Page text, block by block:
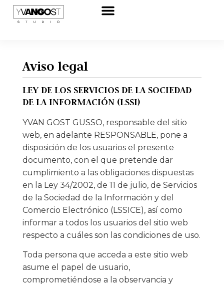
Aviso legal
LEY DE LOS SERVICIOS DE LA SOCIEDAD
DE LA INFORMACIÓN (LSSI)
YVAN GOST GUSSO, responsable del sitio
web, en adelante RESPONSABLE, pone a
disposición de los usuarios el presente
documento, con el que pretende dar
cumplimiento a las obligaciones dispuestas
en la Ley 34/2002, de 11 de julio, de Servicios
de la Sociedad de la Información y del
Comercio Electrónico (LSSICE), así como
informar a todos los usuarios del sitio web
respecto a cuáles son las condiciones de uso.
Toda persona que acceda a este sitio web
asume el papel de usuario,
comprometiéndose a la observancia y